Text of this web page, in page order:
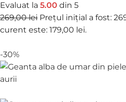
Evaluat la 5.00 din 5
269,00 lei Prețul inițial a fost:
curent este: 179,00 lei.
-30%